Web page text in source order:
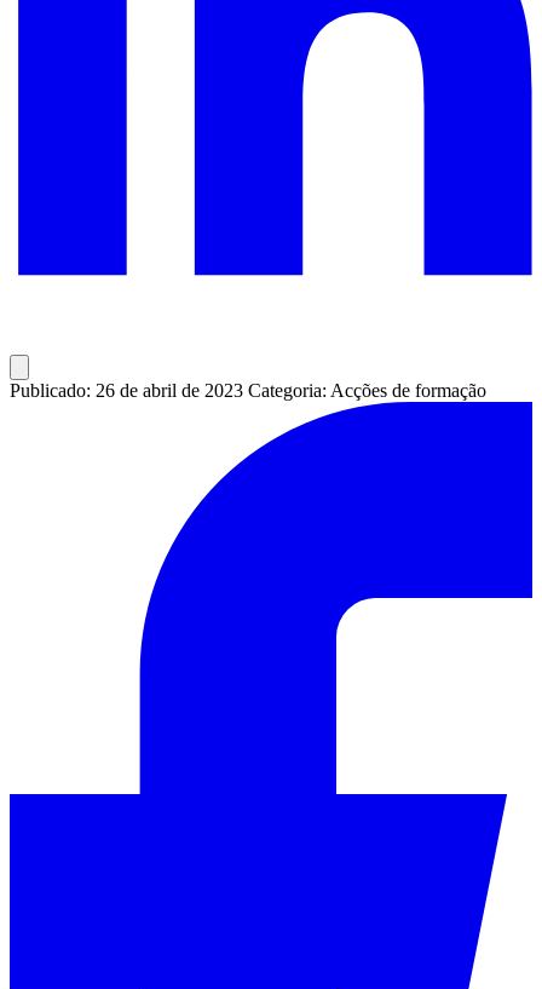
Publicado: 26 de abril de 2023 Categoria: Acções de formação